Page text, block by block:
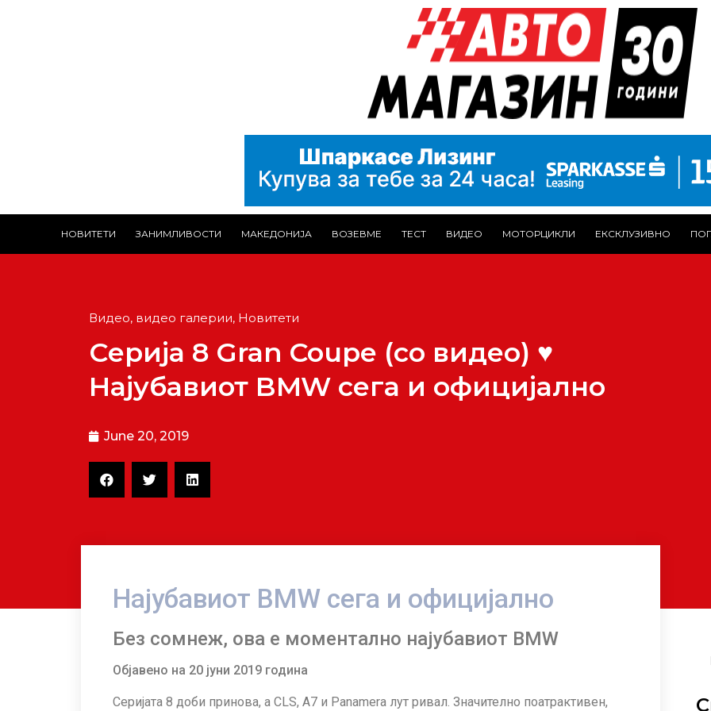
НОВИТЕТИ ЗАНИМЛИВОСТИ МАКЕДОНИЈА ВОЗЕВМЕ ТЕСТ ВИДЕО МОТОРЦИКЛИ ЕКСКЛУЗИВНО
Видео, видео галерии, Новитети
Серија 8 Gran Coupe (со видео) ♥
Најубавиот BMW сега и официјално
June 20, 2019
Најубавиот BMW сега и официјално
Без сомнеж, ова е моментално најубавиот BMW
Објавено на 20 јуни 2019 година
Серијата 8 доби принова, а CLS, A7 и Panamera лут ривал. Значително поатрактивен,